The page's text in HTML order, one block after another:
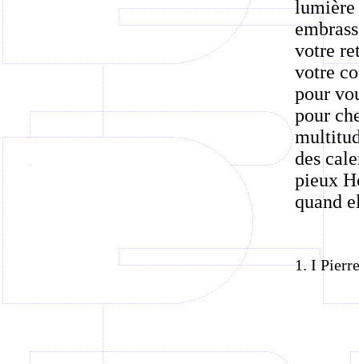
lumière
votre
votre
pour
pour
des
pieux
quand
1. I